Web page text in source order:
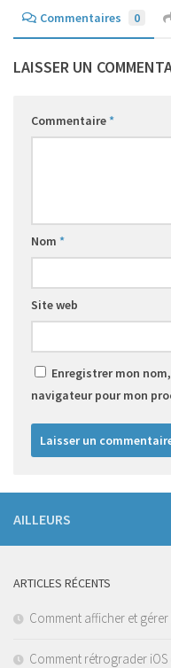
Commentaires 0
LAISSER UN
Commentaire*
Nom *
Site web
Enregistrer mon
navigateur pour mon
AILLEURS
ARTICLES RÉCENTS
Comment afficher et
Comment rétrograder